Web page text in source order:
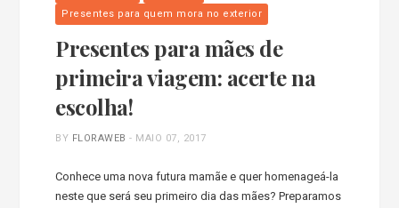
Presentes para quem mora no exterior
Presentes para mães de
primeira viagem: acerte na
escolha!
BY FLORAWEB - MAIO 07, 2017
Conhece uma nova futura mamãe e quer homenageá-la
neste que será seu primeiro dia das mães? Preparamos